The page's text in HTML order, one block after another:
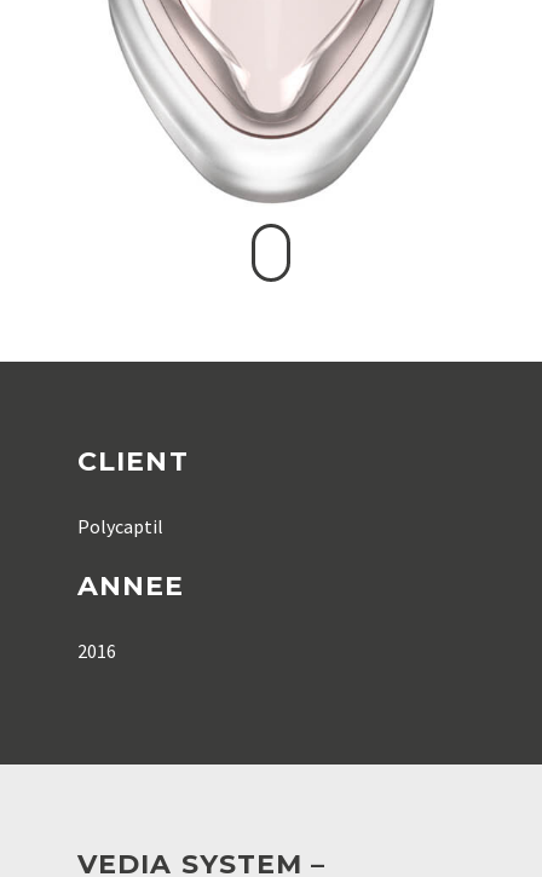
CLIENT
Polycaptil
ANNEE
2016
VEDIA SYSTEM –